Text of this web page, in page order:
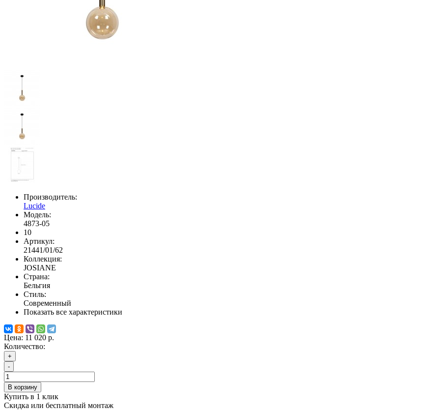
Производитель:
Lucide
Модель:
4873-05
10
Артикул:
21441/01/62
Коллекция:
JOSIANE
Страна:
Бельгия
Стиль:
Современный
Показать все характеристики
Цена: 11 020 р.
Количество:
+
-
В корзину
Купить в 1 клик
Скидка или бесплатный монтаж